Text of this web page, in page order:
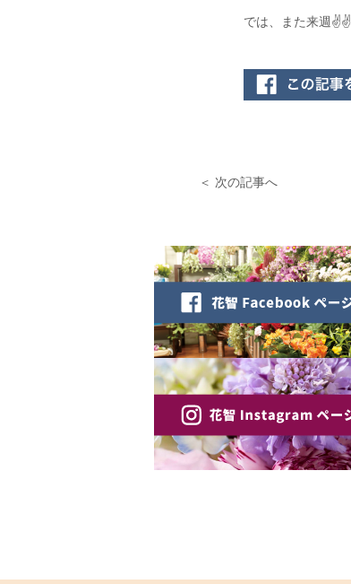
では、また来週✌️✌️
＜ 次の記事へ